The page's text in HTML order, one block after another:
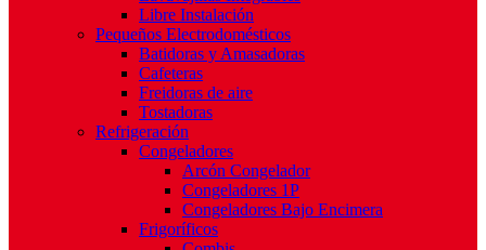
Libre Instalación
Pequeños Electrodomésticos
Batidoras y Amasadoras
Cafeteras
Freidoras de aire
Tostadoras
Refrigeración
Congeladores
Arcón Congelador
Congeladores 1P
Congeladores Bajo Encimera
Frigoríficos